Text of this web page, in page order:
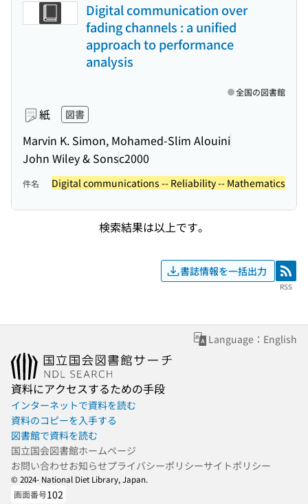
Digital communication over
fading channels : a unified
approach to performance
analysis
紙 図書
Marvin K. Simon, Mohamed-Slim Alouini
John Wiley & Sonsc2000
全国の図書館
件名 Digital communications -- Reliability -- Mathematics
検索結果は以上です。
書誌情報を一括出力 RSS
RSS
Language：English
資料にアクセスするための手段
インターネットで資料を読む
資料のコピーを入手する
図書館で資料を読む
国立国会図書館ホームページ
お問い合わせお知らせプライバシーポリシーサイトポリシー
© 2024- National Diet Library, Japan.
画面番号102